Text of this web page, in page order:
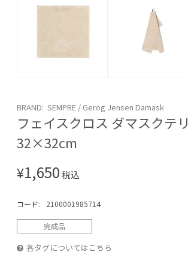
BRAND: SEMPRE / Gerog Jensen Damask
フェイスクロス ダマスクテ
32×32cm
¥1,650税込
コード: 2100001985714
完成品
各タグについてはこちら